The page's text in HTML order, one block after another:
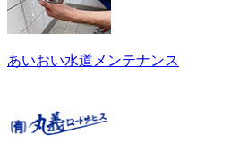
あいおい水道メンテナンス